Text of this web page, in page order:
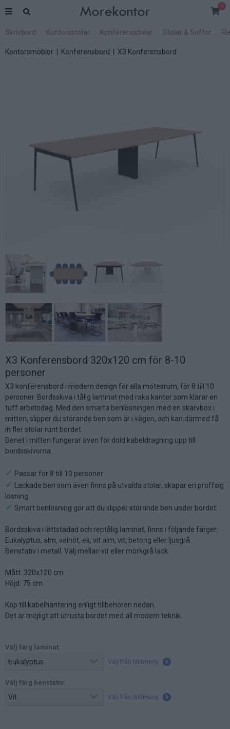
0
Skrivbord Kontorsstolar Konferensstolar Stolar & Soffor
Kontorsmöbler Konferensbord X3 Konferensbord
X3 Konferensbord 320x120 cm för 8-10
personer
X3 konferensbord i modern design för alla mötesrum, för 8 till 10
personer. Bordsskiva i tålig laminat med raka kanter som klarar en
tuff arbetsdag. Med den smarta benlösningen med en skarvbox i
mitten, slipper du störande ben som är i vägen, och kan därmed få
in fler stolar runt bordet.
Benet i mitten fungerar även för dold kabeldragning upp till
bordsskivorna.
✔ Passar för 8 till 10 personer.
✔
Lackade ben som även finns på utvalda stolar, skapar en proffsig
lösning.
✔ Smart benlösning gör att du slipper störande ben under bordet.
Bordsskiva i lättstädad och reptålig laminat, finns i följande färger:
Eukalyptus, alm, valnöt, ek, vit alm, vit, betong eller ljusgrå.
Benstativ i metall. Välj mellan vit eller mörkgrå lack.
Mått: 320x120 cm
Höjd: 75 cm
Köp till kabelhantering enligt tillbehören nedan.
Det är möjligt att utrusta bordet med all modern teknik.
Välj färg laminat:
Välj från bildmeny
Välj färg benstativ:
Välj från bildmeny